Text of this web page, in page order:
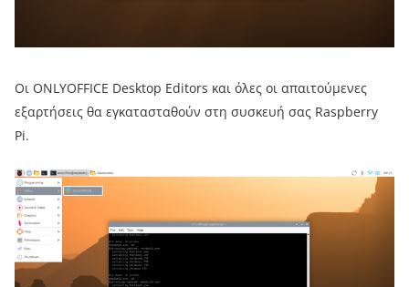
Οι ONLYOFFICE Desktop Editors και όλες οι απαιτούμενες
εξαρτήσεις θα εγκατασταθούν στη συσκευή σας Raspberry
Pi.